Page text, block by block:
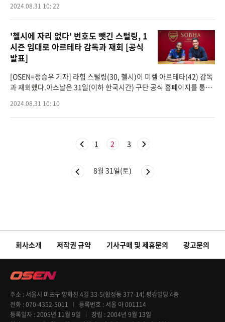
구 여자복식(WD5 등급) 결승
2024.08.31 10: 22
'첼시에 자리 없다' 번호도 뺏긴 스털링, 1
시즌 임대로 아르테타 감독과 재회 [공식
발표]
[OSEN=정승우 기자] 라힘 스털링(30, 첼시)이 미켈 아르테타(42) 감독
과 재회했다.아스날은 31일(이하 한국시간) 구단 공식 홈페이지를 통해
첼시와 스털
2024.08.31 10: 10
1 2 3
8월 31일(토)
회사소개 저작권 규약 기사구매 및 제휴문의 광고문의
주소
서울시 마포구 양화진 4길 33-5(합정동 377-14) 평강빌딩 4층
전화 070-4352-5011 등록번호
서울 아 001114
등록일자 2005년 11월 9일 창립 2004년 9월 13일